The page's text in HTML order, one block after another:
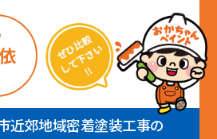
近郊地域密着塗装工事の